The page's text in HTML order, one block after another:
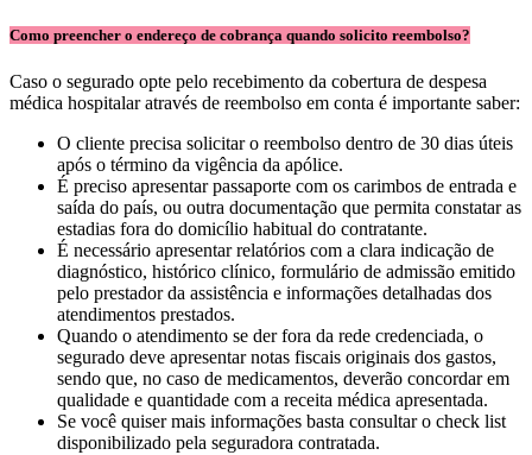
Como preencher o endereço de cobrança quando solicito reembolso?
Caso o segurado opte pelo recebimento da cobertura de despesa
médica hospitalar através de reembolso em conta é importante saber:
O cliente precisa solicitar o reembolso dentro de 30 dias úteis
após o término da vigência da apólice.
É preciso apresentar passaporte com os carimbos de entrada e
saída do país, ou outra documentação que permita constatar as
estadias fora do domicílio habitual do contratante.
É necessário apresentar relatórios com a clara indicação de
diagnóstico, histórico clínico, formulário de admissão emitido
pelo prestador da assistência e informações detalhadas dos
atendimentos prestados.
Quando o atendimento se der fora da rede credenciada, o
segurado deve apresentar notas fiscais originais dos gastos,
sendo que, no caso de medicamentos, deverão concordar em
qualidade e quantidade com a receita médica apresentada.
Se você quiser mais informações basta consultar o check list
disponibilizado pela seguradora contratada.